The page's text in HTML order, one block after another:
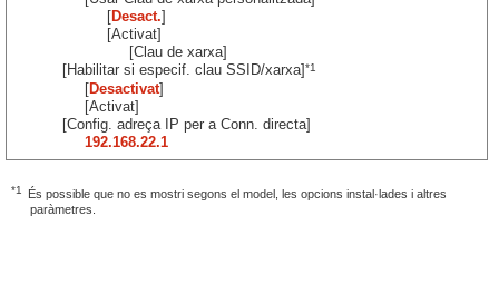
[Desact.]
[Activat]
[Clau de xarxa]
[Habilitar si especif. clau SSID/xarxa]*1
[Desactivat]
[Activat]
[Config. adreça IP per a Conn. directa]
192.168.22.1
*1
És possible que no es mostri segons el model, les opcions instal·lades i altres
paràmetres.